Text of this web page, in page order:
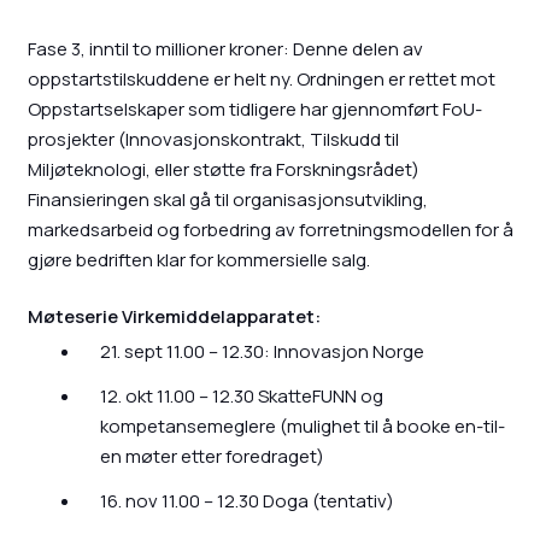
Fase 3, inntil to millioner kroner: Denne delen av
oppstartstilskuddene er helt ny. Ordningen er rettet mot
Oppstartselskaper som tidligere har gjennomført FoU-
prosjekter (Innovasjonskontrakt, Tilskudd til
Miljøteknologi, eller støtte fra Forskningsrådet)
Finansieringen skal gå til organisasjonsutvikling,
markedsarbeid og forbedring av forretningsmodellen for å
gjøre bedriften klar for kommersielle salg.
Møteserie Virkemiddelapparatet:
21. sept 11.00 – 12.30: Innovasjon Norge
12. okt 11.00 – 12.30 SkatteFUNN og
kompetansemeglere (mulighet til å booke en-til-
en møter etter foredraget)
16. nov 11.00 – 12.30 Doga (tentativ)